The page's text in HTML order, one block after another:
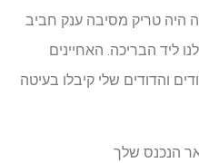
היה טריק מסיבה ענק חביב
ליד הבריכה. האחיינים
והדודים שלי קיבלו בעיטה
הנכנס שלך